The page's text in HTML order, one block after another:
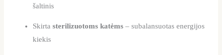
šaltinis
Skirtasterilizuotoms katėms – subalansuotas energijos
kiekis